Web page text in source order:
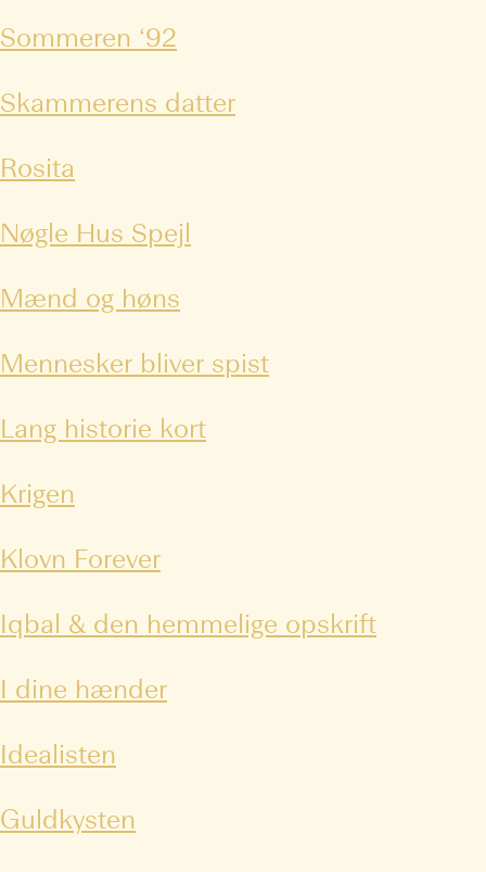
Sommeren ‘92
Skammerens datter
Rosita
Nøgle Hus Spejl
Mænd og høns
Mennesker bliver spist
Lang historie kort
Krigen
Klovn Forever
Iqbal & den hemmelige opskrift
I dine hænder
Idealisten
Guldkysten